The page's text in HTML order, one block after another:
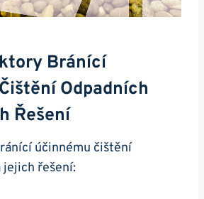
Bránící
Odpadních
Řešení
účinnému čištění
jejich řešení: